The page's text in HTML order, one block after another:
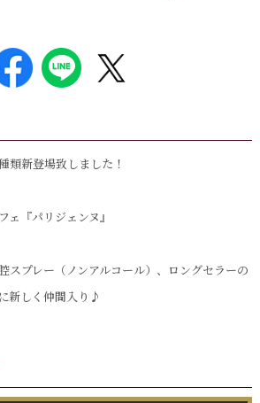
類新登場致しました！
ェ『パリジェンヌ』
スプレー（ノンアルコール）、ロングセラーの
新しく仲間入り♪